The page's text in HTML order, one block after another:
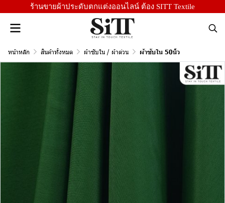
ร้านขายผ้าประดับตกแต่งออนไลน์ ต้อง SITT Textile
หน้าหลัก สินค้าทั้งหมด ผ้าซับใน / ผ้าต่วน ผ้าซับใน 50นิ้ว